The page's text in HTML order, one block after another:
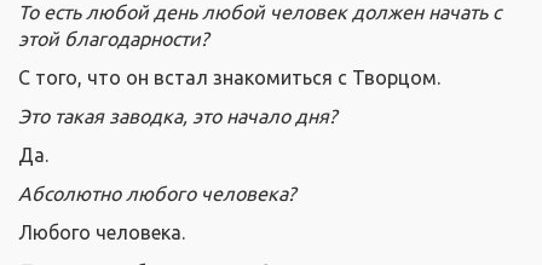
То есть любой день любой человек должен начать с
этой благодарности?
С того, что он встал знакомиться с Творцом.
Это такая заводка, это начало дня?
Да.
Абсолютно любого человека?
Любого человека.